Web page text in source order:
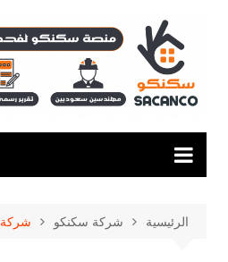
المحتوى
الرئيسية شركة سكنكو